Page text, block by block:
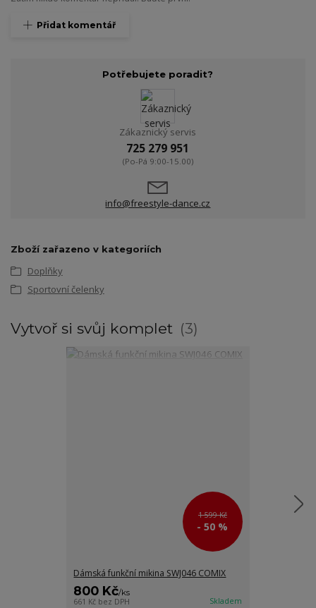
Přidat komentář
Potřebujete poradit?
Zákaznický servis
725 279 951
(Po-Pá 9:00-15.00)
info@freestyle-dance.cz
Zboží zařazeno v kategoriích
Doplňky
Sportovní čelenky
Vytvoř si svůj komplet 3
1 599 Kč
- 50 %
Dámská funkční mikina SWJ046 COMIX
800 Kč/ks
661 Kč bez DPH Skladem